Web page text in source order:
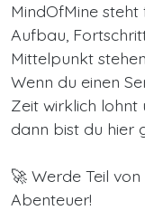
MindOfMine
Aufbau,
Mittelpunkt
Wenn du einen
Zeit wirklich lohnt
dann bist du hier
🚀 Werde Teil
Abenteuer!